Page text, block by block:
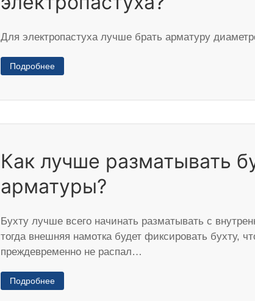
Для электропастуха лучше брать арматуру
Подробнее
Как лучше разматывать
арматуры?
Бухту лучше всего начинать разматывать с
тогда внешняя намотка будет фиксировать бухту,
преждевременно не распал…
Подробнее